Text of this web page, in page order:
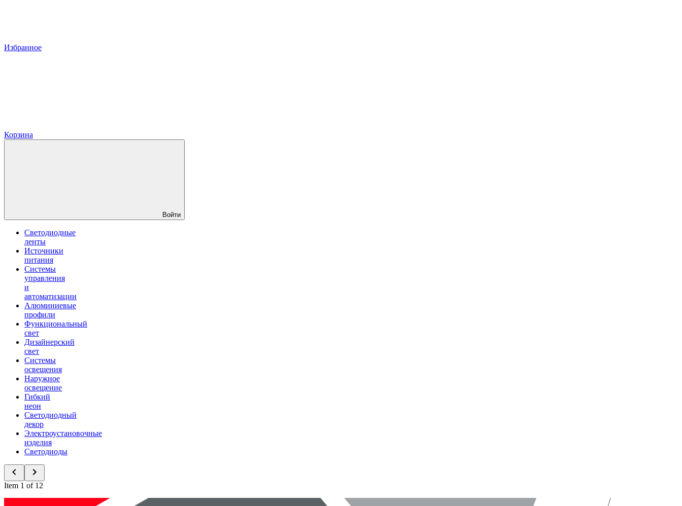
Избранное
Корзина
Войти
Светодиодные
ленты
Источники
питания
Системы
управления
и
автоматизации
Алюминиевые
профили
Функциональный
свет
Дизайнерский
свет
Системы
освещения
Наружное
освещение
Гибкий
неон
Светодиодный
декор
Электроустановочные
изделия
Светодиоды
Item 1 of 12